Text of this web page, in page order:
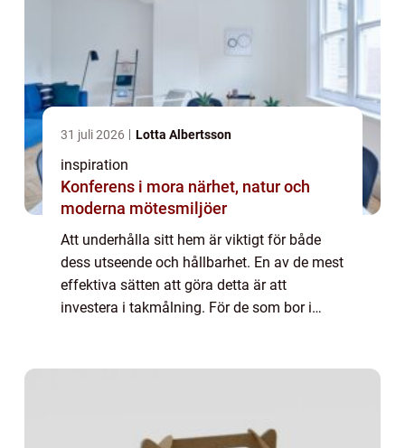
31 juli 2026 Lotta Albertsson
inspiration
Konferens i mora närhet, natur och
moderna mötesmiljöer
Att underhålla sitt hem är viktigt för både
dess utseende och hållbarhet. En av de mest
effektiva sätten att göra detta är att
investera i takmålning. För de som bor i